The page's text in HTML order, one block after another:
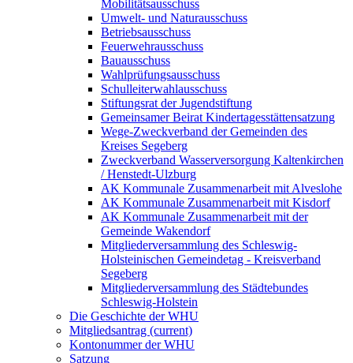
Mobilitätsausschuss
Umwelt- und Naturausschuss
Betriebsausschuss
Feuerwehrausschuss
Bauausschuss
Wahlprüfungsausschuss
Schulleiterwahlausschuss
Stiftungsrat der Jugendstiftung
Gemeinsamer Beirat Kindertagesstättensatzung
Wege-Zweckverband der Gemeinden des
Kreises Segeberg
Zweckverband Wasserversorgung Kaltenkirchen
/ Henstedt-Ulzburg
AK Kommunale Zusammenarbeit mit Alveslohe
AK Kommunale Zusammenarbeit mit Kisdorf
AK Kommunale Zusammenarbeit mit der
Gemeinde Wakendorf
Mitgliederversammlung des Schleswig-
Holsteinischen Gemeindetag - Kreisverband
Segeberg
Mitgliederversammlung des Städtebundes
Schleswig-Holstein
Die Geschichte der WHU
Mitgliedsantrag (current)
Kontonummer der WHU
Satzung